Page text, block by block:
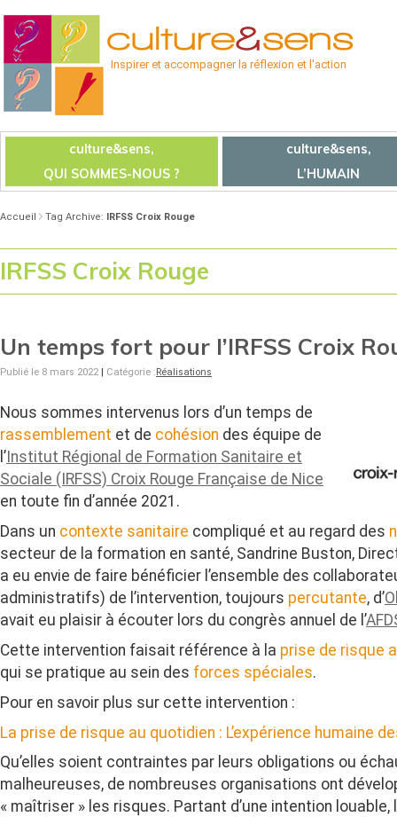
Inspirer et accompagner la réflexion et l'action
culture&sens,
QUI SOMMES-NOUS ?
culture&sens,
L’HUMAIN
Accueil Tag Archive: IRFSS Croix Rouge
IRFSS Croix Rouge
Un temps fort pour l’IRFSS Croix
Publié le 8 mars 2022| Catégorie :Réalisations
Nous sommes intervenus lors d’un temps de
rassemblement et de cohésion des équipe de
l’ Institut Régional de Formation Sanitaire et
Sociale (IRFSS) Croix Rouge Française de Nice
en toute fin d’année 2021.
Dans un contexte sanitaire compliqué et au regard des
secteur de la formation en santé, Sandrine Buston,
a eu envie de faire bénéficier l’ensemble des
administratifs) de l’intervention, toujours percutante, d’
avait eu plaisir à écouter lors du congrès annuel de l’
Cette intervention faisait référence à la prise de risque
qui se pratique au sein des forces spéciales.
Pour en savoir plus sur cette intervention :
La prise de risque au quotidien : L’expérience humaine
Qu’elles soient contraintes par leurs obligations ou
malheureuses, de nombreuses organisations ont
« maîtriser » les risques. Partant d’une intention